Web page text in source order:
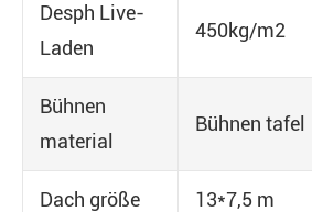
Desph Live-
Laden
450kg/m2
Bühnen
material
Bühnen tafel
Dach größe 13*7,5 m